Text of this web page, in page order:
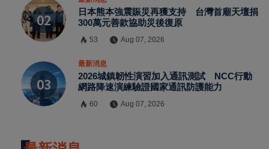
日本熊本強震賑災再獲支持 台灣首廟天壇捐
300萬元善款協助災後復原
53 Aug 07, 2026
最新消息
2026城鎮韌性演習加入通訊測試 NCC行動
網路降速演練驗證國家通訊防護能力
60 Aug 07, 2026